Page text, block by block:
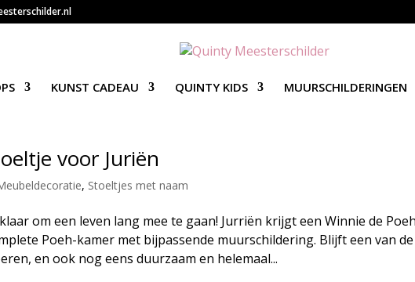
KUNST CADEAU QUINTY KIDS MUURSCHILDERINGEN
voor Juriën
, Stoeltjes met naam
om een leven lang mee te gaan! Jurriën krijgt een Winnie de
Poeh-kamer met bijpassende muurschildering. Blijft een van de
en ook nog eens duurzaam en helemaal...